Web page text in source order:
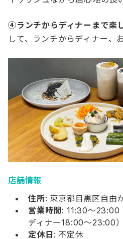
④ランチからディナーまで楽
して、ランチからディナー、
店舗情報
住所: 東京都目黒区自由
営業時間: 11:30～23:00
ディナー18:00～23:00）
定休日: 不定休